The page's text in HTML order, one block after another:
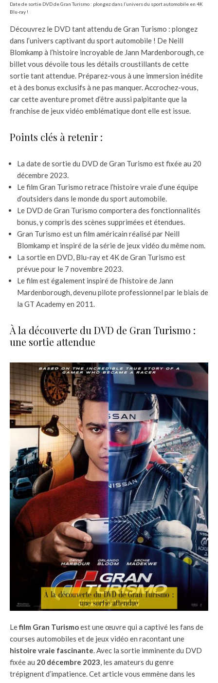
Date de sortie DVD de Gran Turismo : plongez dans l’univers du sport automobile en 4K
Blu-ray !
Découvrez le DVD tant attendu de Gran Turismo : plongez
dans l’univers captivant du sport automobile ! De Neill
Blomkamp à l’histoire incroyable de Jann Mardenborough, ce
billet vous dévoile tous les détails croustillants de cette
sortie tant attendue. Préparez-vous à une immersion inédite
et à des bonus exclusifs à ne pas manquer. Accrochez-vous,
car cette aventure promet d’être aussi palpitante que la
franchise de jeux vidéo emblématique dont elle est issue.
Points clés à retenir :
La date de sortie du DVD de Gran Turismo est fixée au 20
décembre 2023.
Le film Gran Turismo retrace l’histoire vraie d’une équipe
d’outsiders dans le monde du sport automobile.
Le DVD de Gran Turismo comportera des fonctionnalités
bonus, y compris des scènes supprimées et étendues.
Gran Turismo est un film américain réalisé par Neill
Blomkamp et inspiré de la série de jeux vidéo du même nom.
La sortie en DVD, Blu-ray et 4K de Gran Turismo est
prévue pour le 7 novembre 2023.
Le film est également inspiré de l’histoire de Jann
Mardenborough, devenu pilote professionnel par le biais de
la GT Academy en 2011.
À la découverte du DVD de Gran Turismo :
une sortie attendue
Lefilm Gran Turismoest une œuvre qui a captivé les fans de
courses automobiles et de jeux vidéo en racontant une
histoire vraie fascinante. Avec la sortie imminente du DVD
fixée au 20 décembre 2023, les amateurs du genre
trépignent d’impatience. Cet article vous emmène dans les